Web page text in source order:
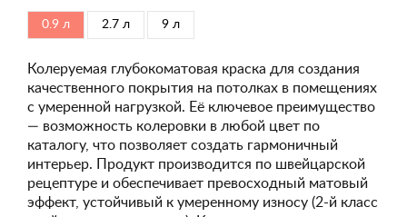
0.9 л 2.7 л 9 л
Колеруемая глубокоматовая краска для создания
качественного покрытия на потолках в помещениях
с умеренной нагрузкой. Её ключевое преимущество
— возможность колеровки в любой цвет по
каталогу, что позволяет создать гармоничный
интерьер. Продукт производится по швейцарской
рецептуре и обеспечивает превосходный матовый
эффект, устойчивый к умеренному износу (2-й класс